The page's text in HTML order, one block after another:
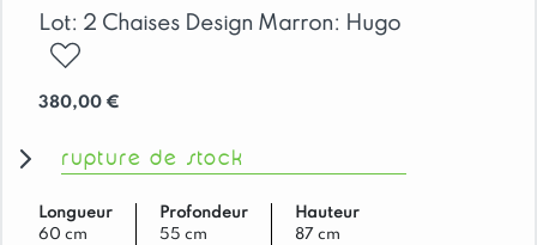
Lot: 2 Chaises Design Marron: Hugo
ajouter
380,00 €
rupture de stock
Longueur
60 cm
Profondeur
55 cm
Hauteur
87 cm